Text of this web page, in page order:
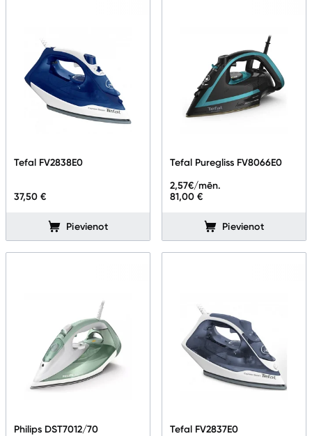
Tefal FV2838E0
37,50 €
Pievienot
Tefal Puregliss FV8066E0
81,00 €
2,57€/mēn.
Pievienot
Philips DST7012/70
Tefal FV2837E0